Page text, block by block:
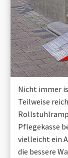
Nicht immer
Teilweise
Pflegekasse
vielleicht ein
die bessere